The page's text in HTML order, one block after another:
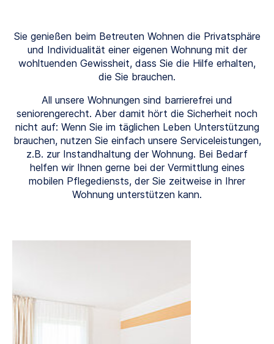
Sie genießen beim Betreuten Wohnen die Privatsphäre
und Individualität einer eigenen Wohnung mit der
wohltuenden Gewissheit, dass Sie die Hilfe erhalten,
die Sie brauchen.
All unsere Wohnungen sind barrierefrei und
seniorengerecht. Aber damit hört die Sicherheit noch
nicht auf: Wenn Sie im täglichen Leben Unterstützung
brauchen, nutzen Sie einfach unsere Serviceleistungen,
z.B. zur Instandhaltung der Wohnung. Bei Bedarf
helfen wir Ihnen gerne bei der Vermittlung eines
mobilen Pflegediensts, der Sie zeitweise in Ihrer
Wohnung unterstützen kann.